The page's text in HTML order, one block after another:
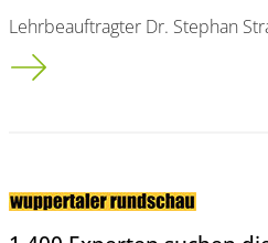
Lehrbeauftragter Dr. Stephan
Neonazi-Szene Nordrhein-